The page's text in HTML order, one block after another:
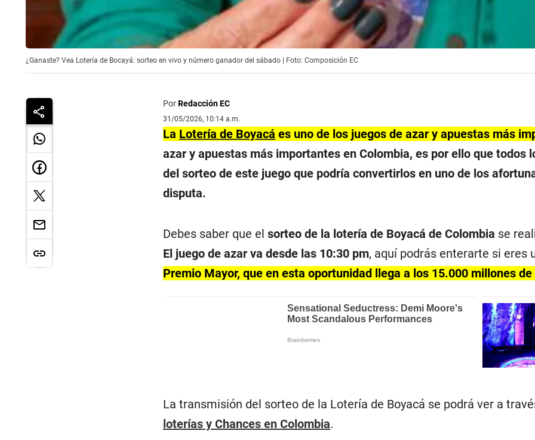
¿Ganaste? Vea Lotería de Bocayá: sorteo en vivo y número ganador del sábado | Foto: Composición EC
PorRedacción EC
31/05/2026, 10:14 a.m.
La Lotería de Boyacá es uno de los juegos de azar y apuestas más
azar y apuestas más importantes en Colombia, es por ello que todos
del sorteo de este juego que podría convertirlos en uno de los
disputa.
Debes saber que elsorteo de la lotería de Boyacá de Colombia se
El juego de azar va desde las 10:30 pm, aquí podrás enterarte si eres
Premio Mayor, que en esta oportunidad llega a los 15.000 millones
La transmisión del sorteo de la Lotería de Boyacá se podrá ver a
loterías y Chances en Colombia.